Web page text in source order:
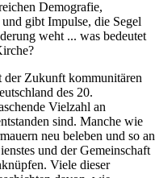
Demografie,
gibt Impulse, die Segel
weht ... was bedeutet
der Zukunft kommunitären
des 20.
Vielzahl an
sind. Manche wie
neu beleben und so an
und der Gemeinschaft
Viele dieser